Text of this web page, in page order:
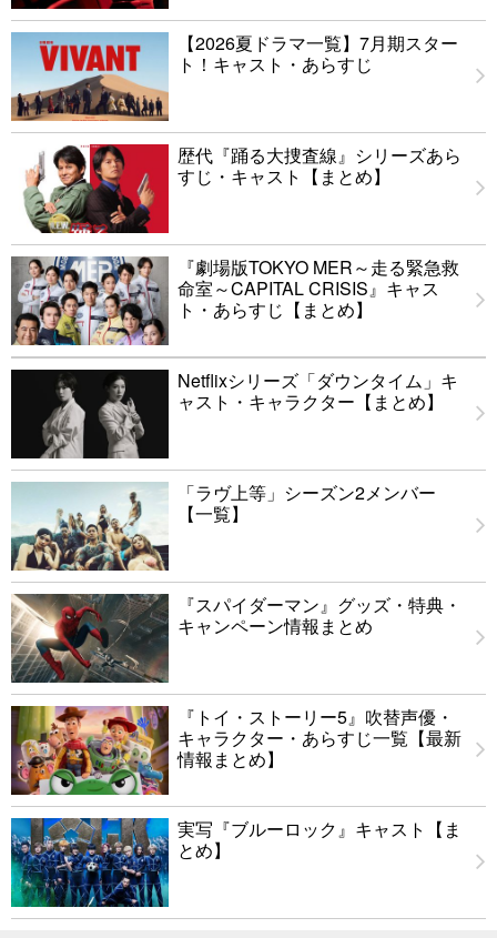
【2026夏ドラマ一覧】7月期スター
ト！キャスト・あらすじ
歴代『踊る大捜査線』シリーズあら
すじ・キャスト【まとめ】
『劇場版TOKYO MER～走る緊急救
命室～CAPITAL CRISIS』キャス
ト・あらすじ【まとめ】
Netflixシリーズ「ダウンタイム」キ
ャスト・キャラクター【まとめ】
「ラヴ上等」シーズン2メンバー
【一覧】
『スパイダーマン』グッズ・特典・
キャンペーン情報まとめ
『トイ・ストーリー5』吹替声優・
キャラクター・あらすじ一覧【最新
情報まとめ】
実写『ブルーロック』キャスト【ま
とめ】